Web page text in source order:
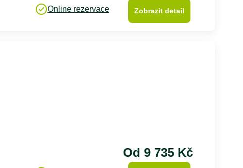
Online rezervace Zobrazit detail
Od 9 735 Kč